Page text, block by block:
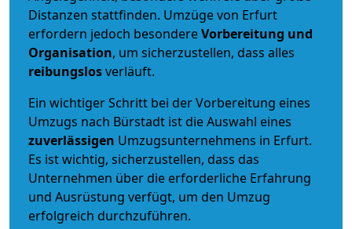
Distanzen stattfinden. Umzüge von Erfurt
erfordern jedoch besondereVorbereitung und
Organisation, um sicherzustellen, dass alles
reibungslosverläuft.
Ein wichtiger Schritt bei der Vorbereitung eines
Umzugs nach Bürstadt ist die Auswahl eines
zuverlässigen Umzugsunternehmens in Erfurt.
Es ist wichtig, sicherzustellen, dass das
Unternehmen über die erforderliche Erfahrung
und Ausrüstung verfügt, um den Umzug
erfolgreich durchzuführen.